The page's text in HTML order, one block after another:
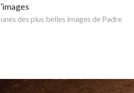
des plus belles images de Padre